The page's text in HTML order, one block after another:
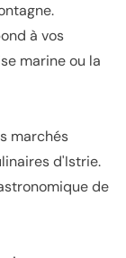
à vos
marine ou la
marchés
d'Istrie.
de